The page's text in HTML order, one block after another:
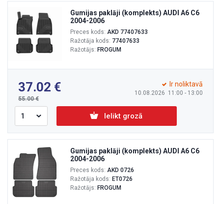
Gumijas paklāji (komplekts) AUDI A6 C6
2004-2006
Preces kods: AKD 77407633
Ražotāja kods: 77407633
Ražotājs: FROGUM
37.02
55.00
10.08.2026 11:00 - 13:00
Ir noliktavā
Ielikt grozā
Gumijas paklāji (komplekts) AUDI A6 C6
2004-2006
Preces kods: AKD 0726
Ražotāja kods: ET0726
Ražotājs: FROGUM